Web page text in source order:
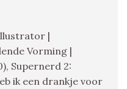
|
Vorming |
Supernerd 2:
ik een drankje voor